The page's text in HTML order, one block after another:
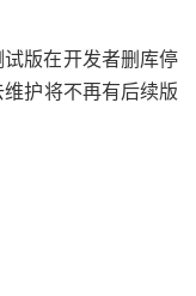
版在开发者删库停
护将不再有后续版